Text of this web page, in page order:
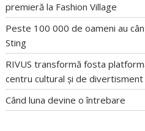
premieră la Fashion Village
Peste 100 000 de oameni au
Sting
RIVUS transformă fosta
centru cultural și de divertisment
Când luna devine o întrebare